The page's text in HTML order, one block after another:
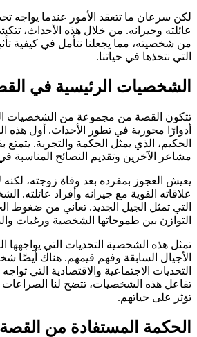
لكن سرعان ما تتعقد الأمور عندما يواجه
عائلته وجيرانه. من خلال هذه الأحداث،
من شخصيته، مما يجعلنا نتأمل في كيفية
التي نتخذها في حياتنا.
الشخصيات الرئيسية في
تتكون القصة من مجموعة من الشخصيات
أدوارًا محورية في تطور الأحداث. أول هذه
الحكيم، الذي يمثل الحكمة والتجربة.
مشاعر الآخرين وتقديم النصائح المناسبة
يعيش العجوز بمفرده بعد وفاة زوجته،
علاقاته القوية مع جيرانه وأفراد عائلته.
التي تمثل الجيل الجديد. تعاني من ضغوط
التوازن بين طموحاتها الشخصية ورغبات
تمثل هذه الشخصية التحديات التي
الأجيال السابقة وفهم قيمهم. هناك أيضًا
التحديات الاجتماعية والاقتصادية التي
تفاعل هذه الشخصيات، تتضح لنا الصراعات
تؤثر على حياتهم.
الحكمة المستفادة من القصة